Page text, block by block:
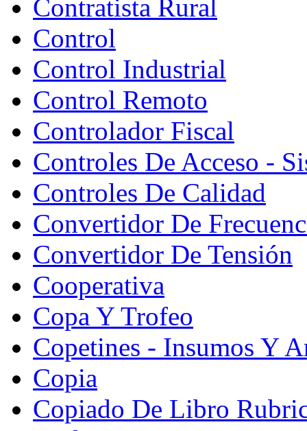
Contratista Rural
Control
Control Industrial
Control Remoto
Controlador Fiscal
Controles De Acceso -
Controles De Calidad
Convertidor De
Convertidor De Tensión
Cooperativa
Copa Y Trofeo
Copetines - Insumos Y
Copia
Copiado De Libro